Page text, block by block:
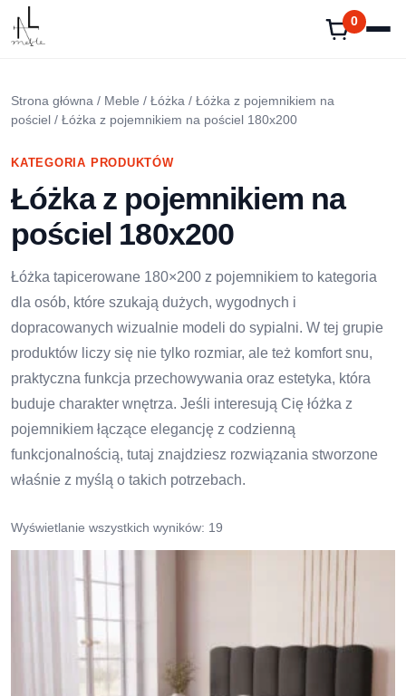
Przejdź
treści
0
Strona główna / Meble / Łóżka / Łóżka z pojemnikiem na
pościel / Łóżka z pojemnikiem na pościel 180x200
KATEGORIA PRODUKTÓW
Łóżka z pojemnikiem na
pościel 180x200
Łóżka tapicerowane 180×200 z pojemnikiem to kategoria
dla osób, które szukają dużych, wygodnych i
dopracowanych wizualnie modeli do sypialni. W tej grupie
produktów liczy się nie tylko rozmiar, ale też komfort snu,
praktyczna funkcja przechowywania oraz estetyka, która
buduje charakter wnętrza. Jeśli interesują Cię łóżka z
pojemnikiem łączące elegancję z codzienną
funkcjonalnością, tutaj znajdziesz rozwiązania stworzone
właśnie z myślą o takich potrzebach.
Wyświetlanie wszystkich wyników: 19